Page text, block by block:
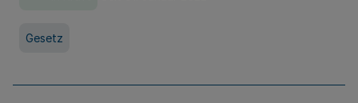
Gesetz